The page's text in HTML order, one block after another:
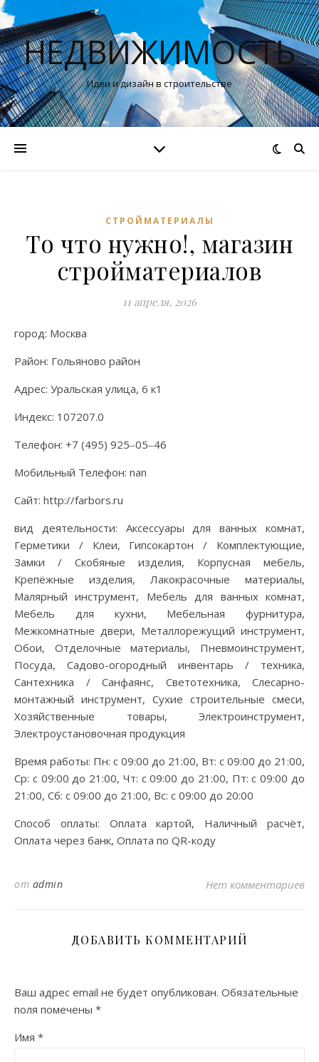
НЕДВИЖИМОСТЬ
Идеи и дизайн в строительстве
СТРОЙМАТЕРИАЛЫ
То что нужно!, магазин
стройматериалов
11 апреля, 2026
город: Москва
Район: Гольяново район
Адрес: Уральская улица, 6 к1
Индекс: 107207.0
Телефон: +7 (495) 925‒05‒46
Мобильный Телефон: nan
Сайт: http://farbors.ru
вид деятельности: Аксессуары для ванных комнат,
Герметики / Клеи, Гипсокартон / Комплектующие,
Замки / Скобяные изделия, Корпусная мебель,
Крепёжные изделия, Лакокрасочные материалы,
Малярный инструмент, Мебель для ванных комнат,
Мебель для кухни, Мебельная фурнитура,
Межкомнатные двери, Металлорежущий инструмент,
Обои, Отделочные материалы, Пневмоинструмент,
Посуда, Садово-огородный инвентарь / техника,
Сантехника / Санфаянс, Светотехника, Слесарно-
монтажный инструмент, Сухие строительные смеси,
Хозяйственные товары, Электроинструмент,
Электроустановочная продукция
Время работы: Пн: с 09:00 до 21:00, Вт: с 09:00 до 21:00,
Ср: с 09:00 до 21:00, Чт: с 09:00 до 21:00, Пт: с 09:00 до
21:00, Сб: с 09:00 до 21:00, Вс: с 09:00 до 20:00
Способ оплаты: Оплата картой, Наличный расчёт,
Оплата через банк, Оплата по QR-коду
от admin Нет комментариев
ДОБАВИТЬ КОММЕНТАРИЙ
Ваш адрес email не будет опубликован. Обязательные
поля помечены *
Имя *